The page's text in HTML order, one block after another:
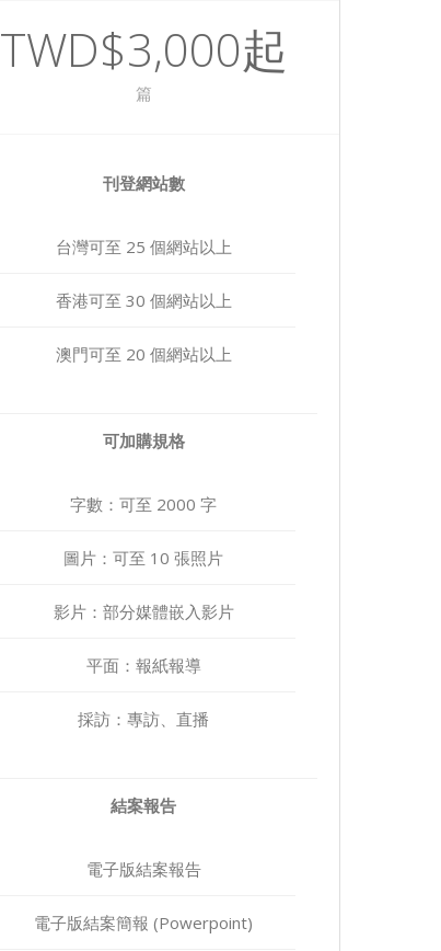
TWD$3,000起
篇
刊登網站數
台灣可至 25 個網站以上
香港可至 30 個網站以上
澳門可至 20 個網站以上
可加購規格
字數：可至 2000 字
圖片：可至 10 張照片
影片：部分媒體嵌入影片
平面：報紙報導
採訪：專訪、直播
結案報告
電子版結案報告
電子版結案簡報 (Powerpoint)